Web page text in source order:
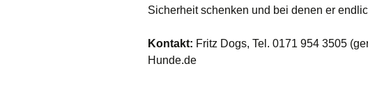
Sicherheit schenken und bei denen er
Kontakt: Fritz Dogs, Tel. 0171 954 3505
Hunde.de